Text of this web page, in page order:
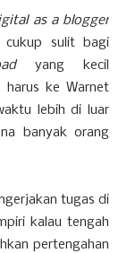
as a blogger
cukup sulit bagi
yang kecil
harus ke Warnet
lebih di luar
banyak orang
tugas di
kalau tengah
pertengahan